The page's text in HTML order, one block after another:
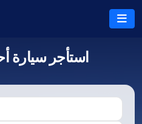
استأجر سيارة